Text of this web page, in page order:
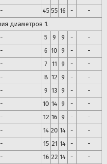
- 45 55 16 -
-
диаметров 1.
- 5 9 9 -
-
- 6 10 9 -
-
- 7 11 9 -
-
- 8 12 9 -
-
- 9 13 9 -
-
- 10 14 9 -
-
- 12 16 9 -
-
- 14 20 14 -
-
- 15 21 14 -
-
- 16 22 14 -
-